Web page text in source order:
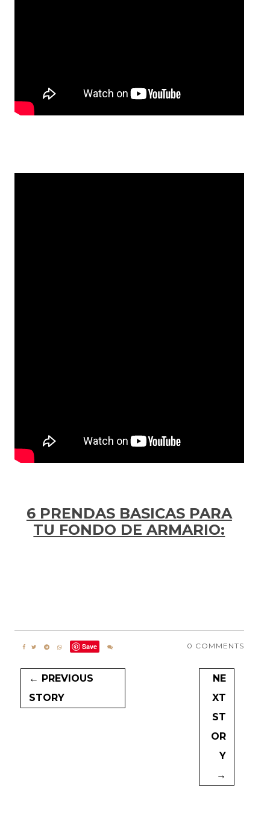
6 PRENDAS BASICAS PARA
TU FONDO DE ARMARIO:
0 COMMENTS
Save
← PREVIOUS
STORY
NE
XT
ST
OR
Y
→